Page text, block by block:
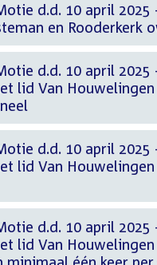
d.d. 10 april
en Rooderkerk
d.d. 10 april
lid Van
d.d. 10 april
lid Van
d.d. 10 april
lid Van